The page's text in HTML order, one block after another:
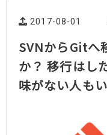
2017-08-01
SVNからGitへ
か？ 移行はし
味がない人もい